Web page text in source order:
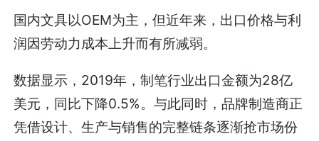
国内文具以OEM为主，但近年来，出口价格与利
润因劳动力成本上升而有所减弱。
数据显示，2019年，制笔行业出口金额为28亿
美元，同比下降0.5%。与此同时，品牌制造商正
凭借设计、生产与销售的完整链条逐渐抢市场份